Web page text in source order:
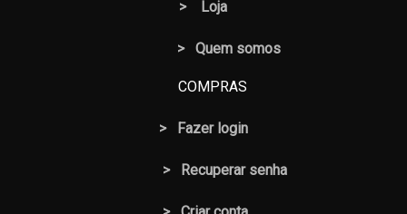
> Loja
> Quem somos
COMPRAS
> Fazer login
> Recuperar senha